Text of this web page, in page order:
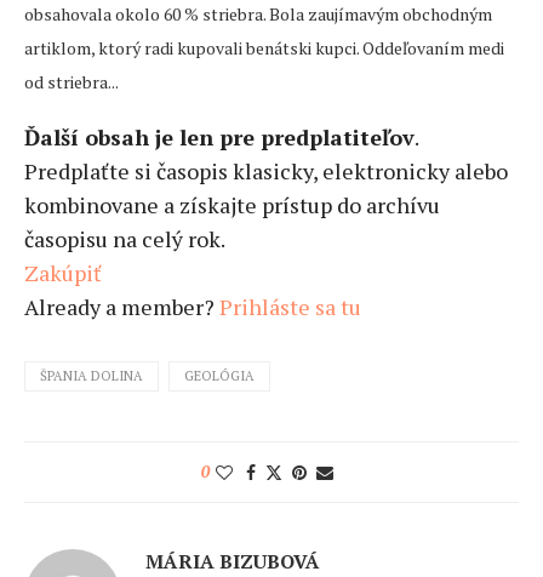
obsahovala okolo 60 % striebra. Bola zaujímavým obchodným
artiklom, ktorý radi kupovali benátski kupci. Oddeľovaním medi
od striebra...
Ďalší obsah je len pre predplatiteľov.
Predplaťte si časopis klasicky, elektronicky alebo
kombinovane a získajte prístup do archívu
časopisu na celý rok.
Zakúpiť
Already a member? Prihláste sa tu
ŠPANIA DOLINA GEOLÓGIA
0
MÁRIA BIZUBOVÁ